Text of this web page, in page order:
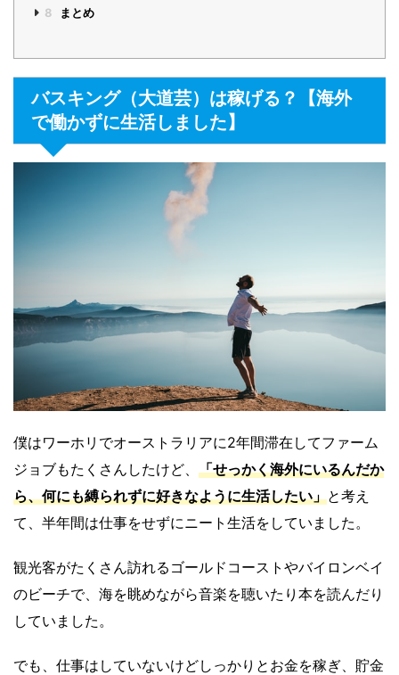
8 まとめ
バスキング（大道芸）は稼げる？【海外
で働かずに生活しました】
僕はワーホリでオーストラリアに2年間滞在してファーム
ジョブもたくさんしたけど、 「せっかく海外にいるんだか
ら、何にも縛られずに好きなように生活したい」と考え
て、半年間は仕事をせずにニート生活をしていました。
観光客がたくさん訪れるゴールドコーストやバイロンベイ
のビーチで、海を眺めながら音楽を聴いたり本を読んだり
していました。
でも、仕事はしていないけどしっかりとお金を稼ぎ、貯金